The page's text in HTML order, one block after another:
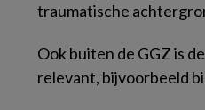
traumatische
Ook buiten de GGZ is
relevant, bijvoorbeeld